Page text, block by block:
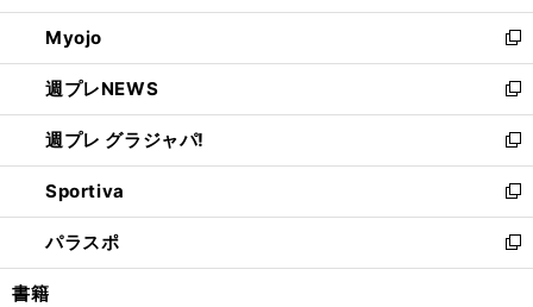
開
く
ウ
で
開
く
ン
ド
ウ
で
開
く
ウ
ィ
ン
ド
ウ
で
開
く
Myojo
新
し
い
ウ
ィ
ン
ド
ウ
で
開
週プレNEWS
新
し
い
ウ
ィ
ン
ド
ウ
週プレ グラジャパ!
新
し
い
ウ
ィ
ン
Sportiva
新
し
い
ウ
パラスポ
新
し
書籍